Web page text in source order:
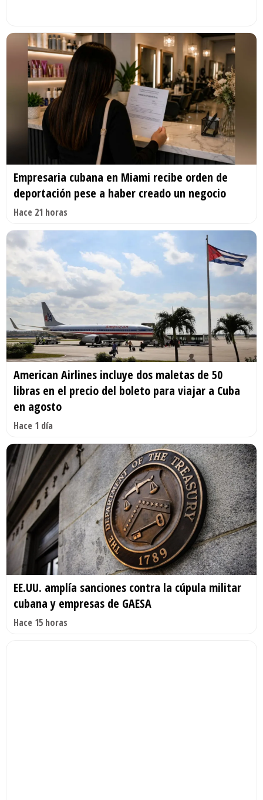
Empresaria cubana en Miami recibe orden de
deportación pese a haber creado un negocio
Hace 21 horas
American Airlines incluye dos maletas de 50
libras en el precio del boleto para viajar a Cuba
en agosto
Hace 1 día
EE.UU. amplía sanciones contra la cúpula militar
cubana y empresas de GAESA
Hace 15 horas